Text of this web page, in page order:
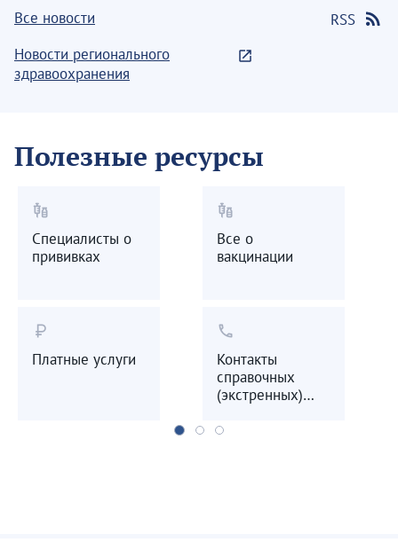
Все новости
RSS
Новости регионального
здравоохранения
Полезные ресурсы
vaccines
Специалисты о
прививках
vaccines
Все о
вакцинации
currency_ruble
Платные услуги
call
Контакты
справочных
(экстренных)